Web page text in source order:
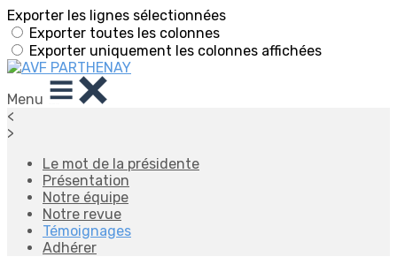
Exporter les lignes sélectionnées
Exporter toutes les colonnes
Exporter uniquement les colonnes affichées
Menu
<
>
Le mot de la présidente
Présentation
Notre équipe
Notre revue
Témoignages
Adhérer